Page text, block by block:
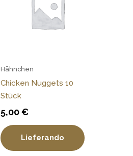
Hähnchen
Chicken Nuggets 10
Stück
5,00€
Lieferando